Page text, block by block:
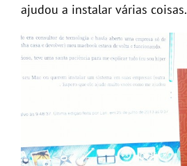
ajudou a instalar várias coisas.